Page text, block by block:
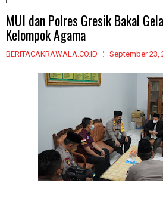
MUI dan Polres Gresik Bakal
Kelompok Agama
BERITACAKRAWALA.CO.ID September 23,